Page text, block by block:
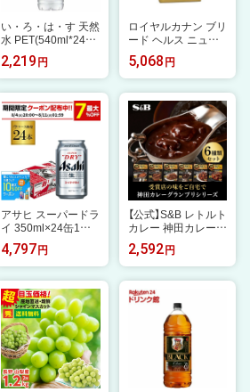
い・ろ・は・す 天然
水 PET(540ml*24本
入)【いろはす(I LOH
AS)】[水 ミネラルウ
ォーター]
2,219 円
ロイヤルカナン ブリ
ード ヘルス ニュー
トリション 柴犬 成
犬用(3kg)【ロイヤル
カナン(ROYAL CAN
IN)】[ドッグフード]
5,068 円
アサヒ スーパードラ
イ 350ml×24缶1ケ
ース(24本)送料無料
ビール 国産 アサヒ
ドライ 缶ビール AIB
4,797 円
【公式】S&B レトルト
カレー 神田カレーグ
ランプリセット アソ
ート レンジ対応 6種
×1個 計6個 エスビー
食品 SB カレー レト
ルト 詰め合わせ セ
ット ビーフカレー
名店 まとめ買い ギ
2,592 円